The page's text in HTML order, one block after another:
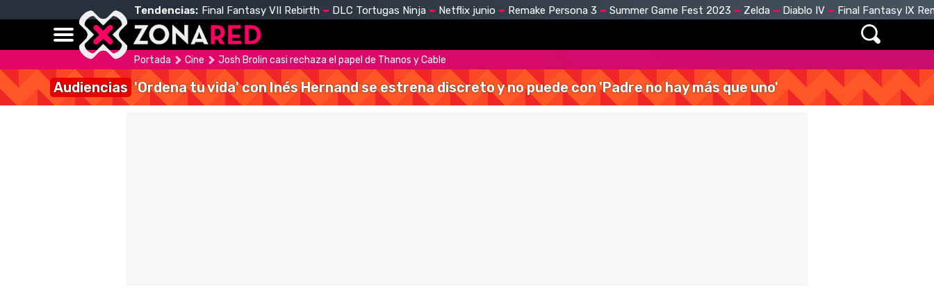
Tendencias: Final Fantasy VII Rebirth DLC Tortugas Ninja Netflix junio Remake Persona 3 Summer Game Fest 2023 Zelda Diablo IV Final Fantasy IX
Portada Cine Josh Brolin casi rechaza el papel de Thanos y Cable
Audiencias 'Ordena tu vida' con Inés Hernand se estrena discreto y no puede con 'Padre no hay más que uno'